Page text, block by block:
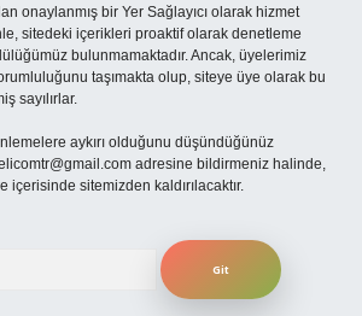
onaylanmış bir Yer Sağlayıcı olarak hizmet
sitedeki içerikleri proaktif olarak denetleme
bulunmamaktadır. Ancak, üyelerimiz
taşımakta olup, siteye üye olarak bu
sayılırlar.
aykırı olduğunu düşündüğünüz
adresine bildirmeniz halinde,
sitemizden kaldırılacaktır.